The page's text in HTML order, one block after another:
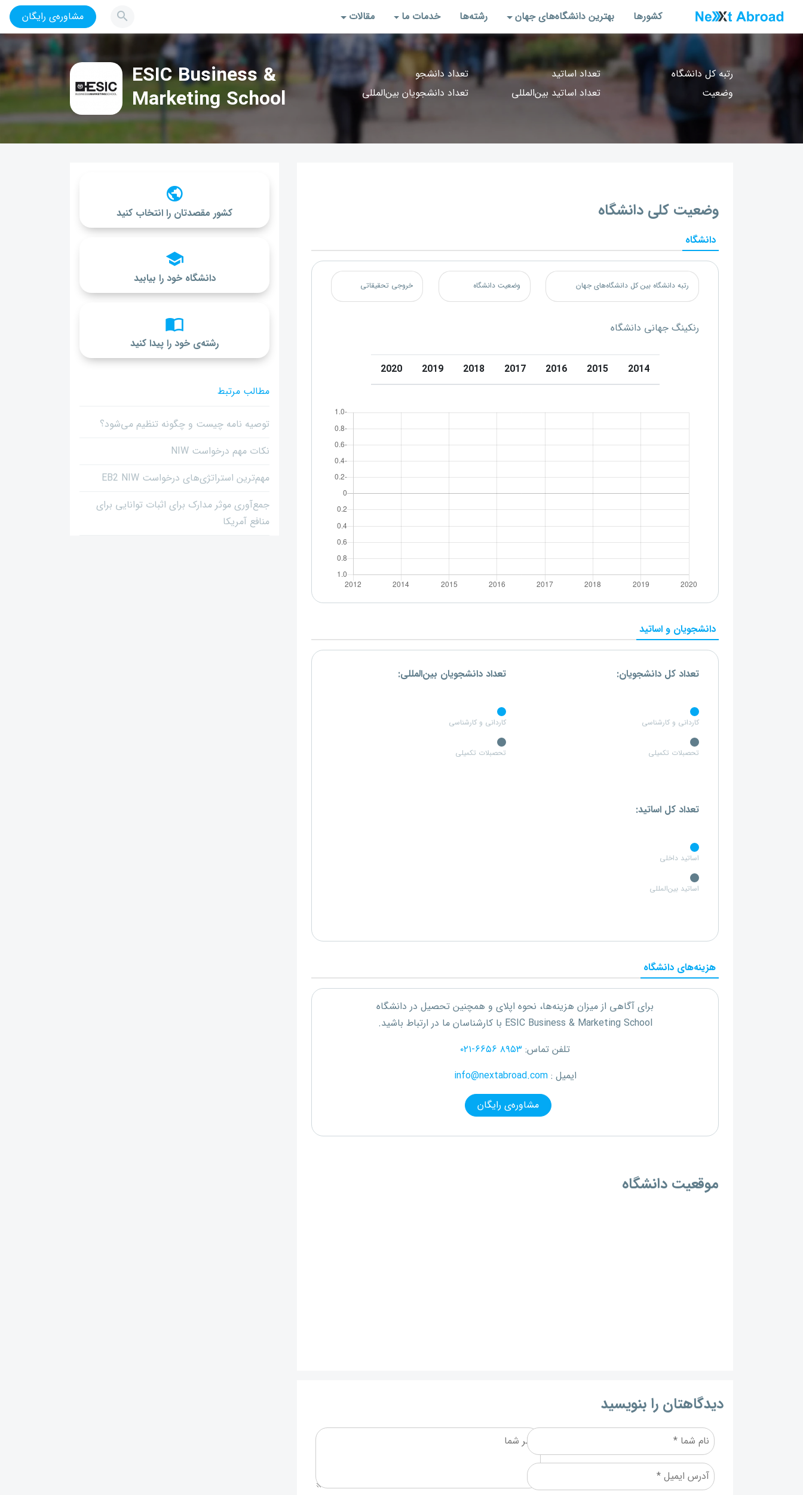
کشورها بهترین دانشگاه‌های جهان رشته‌‌ها خدمات ما مقالات مشاوره‌ی رایگان
رتبه کل دانشگاه تعداد اساتید
تعداد دانشجو
وضعیت
تعداد اساتید بین‌المللی تعداد دانشجویان بین‌المللی
ESIC Business &
Marketing School
وضعیت کلی دانشگاه
دانشگاه
رتبه دانشگاه بین کل دانشگاه‌های جهان وضعیت دانشگاه خروجی تحقیقاتی
رنکینگ جهانی دانشگاه
2014
2015
2016
2017
2018
2019
2020
دانشجویان و اساتید
تعداد کل دانشجویان:
کاردانی و کارشناسی
تحصبلات تکمیلی
تعداد دانشجویان بین‌المللی:
کاردانی و کارشناسی
تحصبلات تکمیلی
تعداد کل اساتید:
اساتید داخلی
اساتید بین‌المللی
هزینه‌های دانشگاه
برای آگاهی از میزان هزینه‌ها، نحوه اپلای و همچنین تحصیل در دانشگاه
ESIC Business & Marketing School با کارشناسان ما در ارتباط باشید.
تلفن تماس: ۰۲۱-۶۶۵۶ ۸۹۵۳
ایمیل :info@nextabroad.com
مشاوره‌ی رایگان
موقعیت دانشگاه
دیدگاهتان را بنویسید
کشور مقصدتان را انتخاب کنید
دانشگاه خود را بیابید
رشته‌ی خود را پیدا کنید
مطالب مرتبط
توصیه نامه چیست و چگونه تنظیم می‌شود؟
نکات مهم درخواست NIW
مهم‌ترین استراتژی‌های درخواست EB2 NIW
جمع‌آوری موثر مدارک برای اثبات توانایی برای
منافع آمریکا